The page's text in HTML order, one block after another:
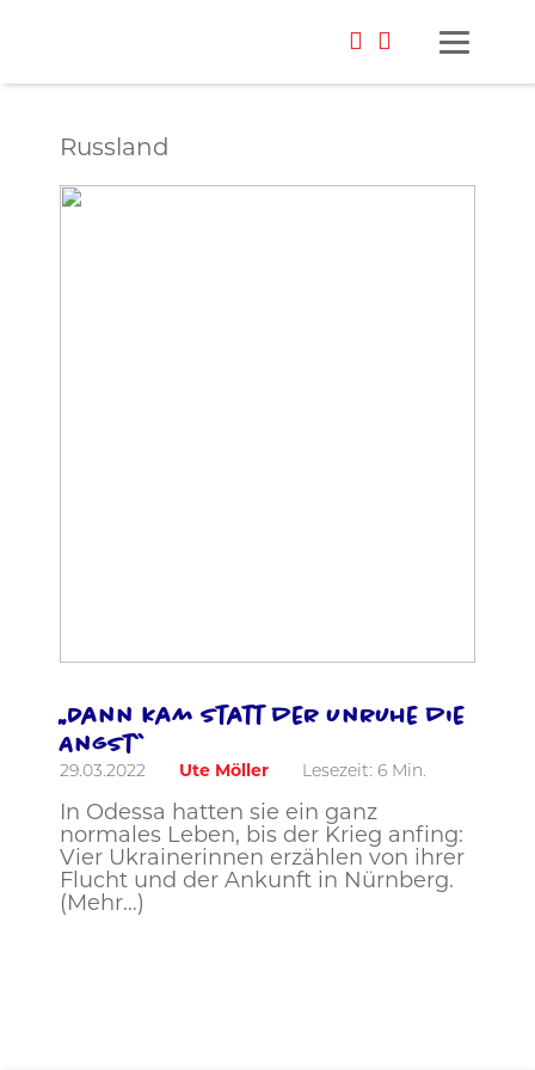
Russland
„Dann kam statt der Unruhe die
Angst“
29.03.2022 Ute Möller Lesezeit: 6 Min.
In Odessa hatten sie ein ganz
normales Leben, bis der Krieg anfing:
Vier Ukrainerinnen erzählen von ihrer
Flucht und der Ankunft in Nürnberg.
(Mehr…)